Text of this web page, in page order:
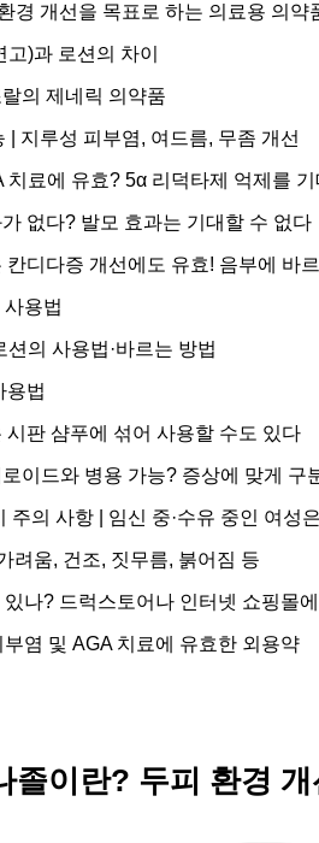
경 개선을 목표로 하는 의료용 의약
)과 로션의 차이
의 제네릭 의약품
| 지루성 피부염, 여드름, 무좀 개선
치료에 유효? 5α 리덕타제 억제를
없다? 발모 효과는 기대할 수 없다
디다증 개선에도 유효! 음부에 바
용법
션의 사용법·바르는 방법
용법
판 샴푸에 섞어 사용할 수도 있다
이드와 병용 가능? 증상에 맞게 구
의 사항 | 임신 중·수유 중인 여성
려움, 건조, 짓무름, 붉어짐 등
나? 드럭스토어나 인터넷 쇼핑몰
염 및 AGA 치료에 유효한 외용약
졸이란? 두피 환경